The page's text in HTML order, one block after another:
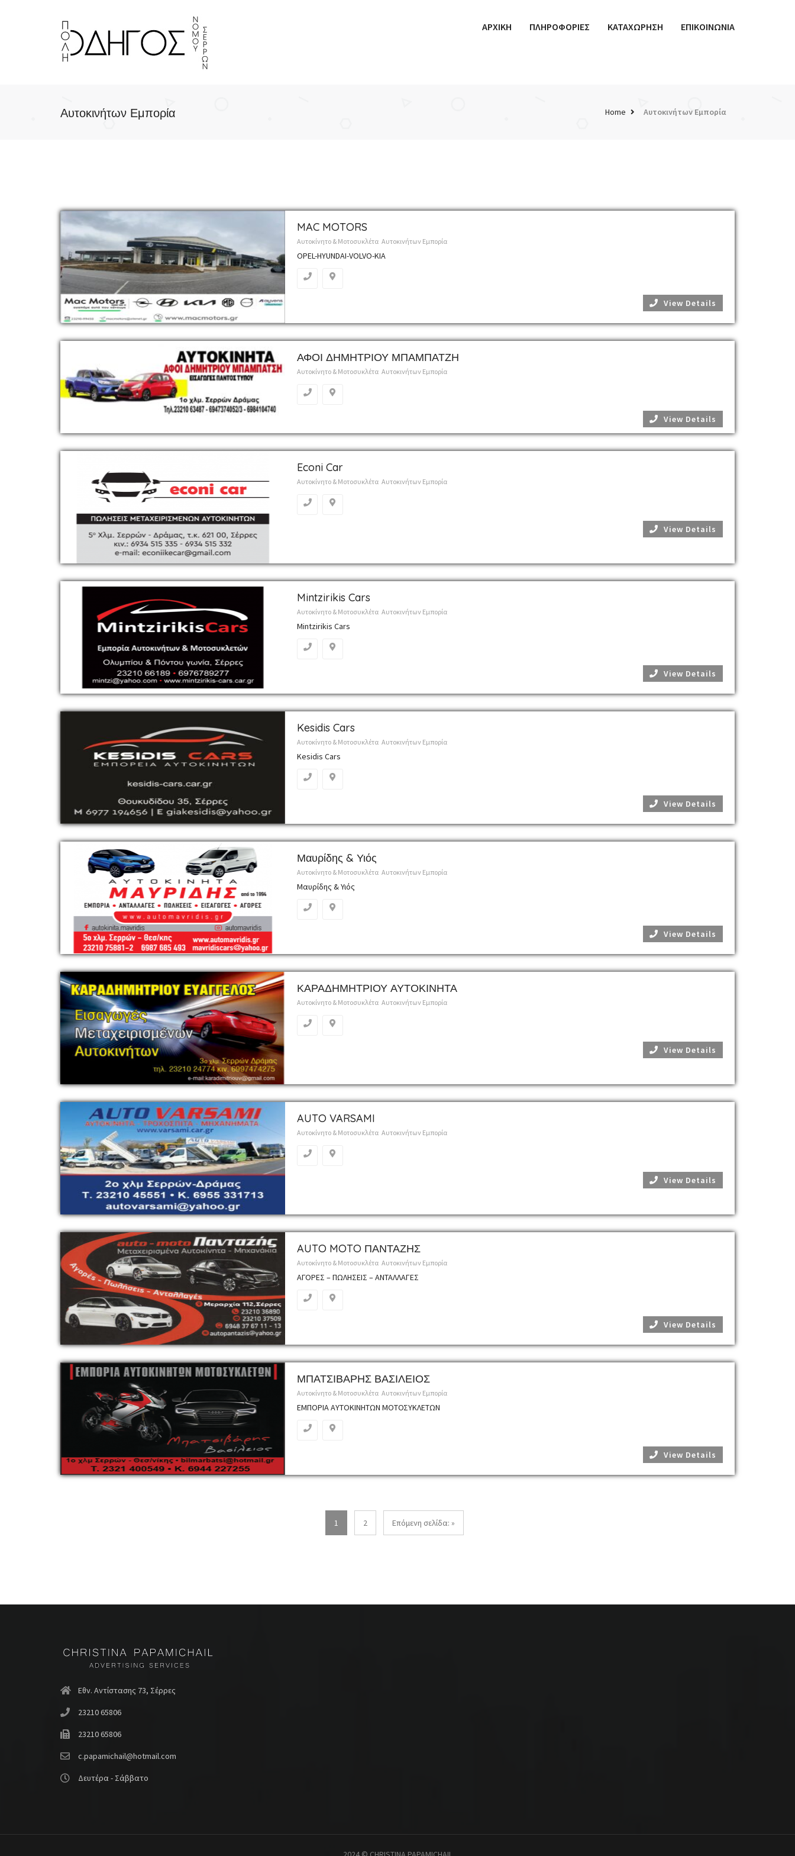
ΑΡΧΙΚΗ ΠΛΗΡΟΦΟΡΙΕΣ ΚΑΤΑΧΩΡΗΣΗ ΕΠΙΚΟΙΝΩΝΙΑ
Αυτοκινήτων Εμπορία Home Αυτοκινήτων Εμπορία
MAC MOTORS
Αυτοκίνητο & Μοτοσυκλέτα Αυτοκινήτων Εμπορία
OPEL-HYUNDAI-VOLVO-ΚΙΑ
View Details
ΑΦΟΙ ΔΗΜΗΤΡΙΟΥ ΜΠΑΜΠΑΤΖΗ
Αυτοκίνητο & Μοτοσυκλέτα Αυτοκινήτων Εμπορία
View Details
Econi Car
Αυτοκίνητο & Μοτοσυκλέτα Αυτοκινήτων Εμπορία
View Details
Mintzirikis Cars
Αυτοκίνητο & Μοτοσυκλέτα Αυτοκινήτων Εμπορία
Mintzirikis Cars
View Details
Kesidis Cars
Αυτοκίνητο & Μοτοσυκλέτα Αυτοκινήτων Εμπορία
Kesidis Cars
View Details
Μαυρίδης & Υιός
Αυτοκίνητο & Μοτοσυκλέτα Αυτοκινήτων Εμπορία
Μαυρίδης & Υιός
View Details
ΚΑΡΑΔΗΜΗΤΡΙΟΥ ΑΥΤΟΚΙΝΗΤΑ
Αυτοκίνητο & Μοτοσυκλέτα Αυτοκινήτων Εμπορία
View Details
AUTO VARSAMI
Αυτοκίνητο & Μοτοσυκλέτα Αυτοκινήτων Εμπορία
View Details
AUTO MOTO ΠΑΝΤΑΖΗΣ
Αυτοκίνητο & Μοτοσυκλέτα Αυτοκινήτων Εμπορία
ΑΓΟΡΕΣ – ΠΩΛΗΣΕΙΣ – ΑΝΤΑΛΛΑΓΕΣ
View Details
ΜΠΑΤΣΙΒΑΡΗΣ ΒΑΣΙΛΕΙΟΣ
Αυτοκίνητο & Μοτοσυκλέτα Αυτοκινήτων Εμπορία
ΕΜΠΟΡΙΑ ΑΥΤΟΚΙΝΗΤΩΝ ΜΟΤΟΣΥΚΛΕΤΩΝ
View Details
1 2 Επόμενη σελίδα: »
Εθν. Αντίστασης 73, Σέρρες
23210 65806
23210 65806
c.papamichail@hotmail.com
Δευτέρα - Σάββατο